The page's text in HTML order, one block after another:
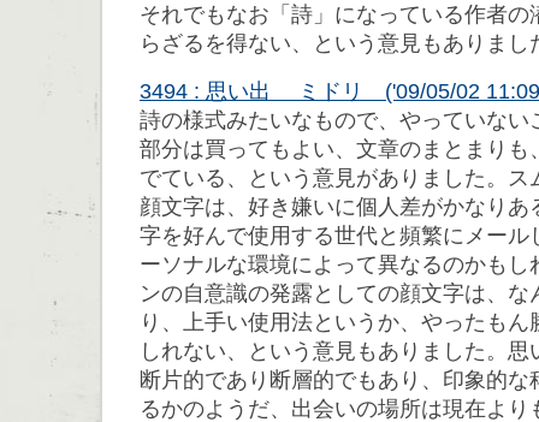
それでもなお「詩」になっている作者の
らざるを得ない、という意見もありまし
3494 : 思い出 ミドリ ('09/05/02
詩の様式みたいなもので、やっていない
部分は買ってもよい、文章のまとまりも
でている、という意見がありました。ス
顔文字は、好き嫌いに個人差がかなりあ
字を好んで使用する世代と頻繁にメール
ーソナルな環境によって異なるのかもし
ンの自意識の発露としての顔文字は、
り、上手い使用法というか、やったも
しれない、という意見もありました。
断片的であり断層的でもあり、印象的な
るかのようだ、出会いの場所は現在よ